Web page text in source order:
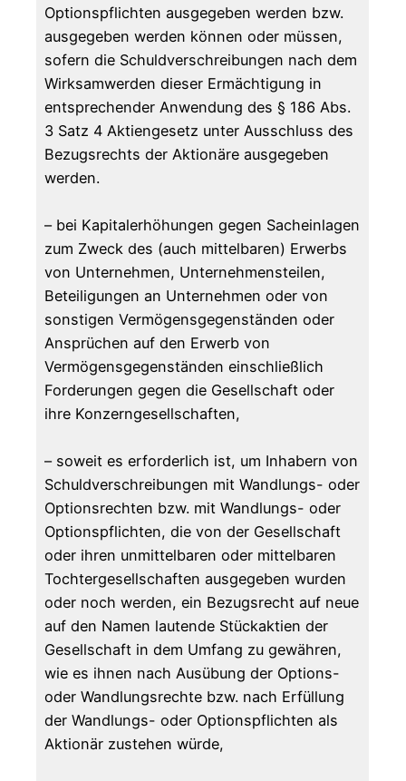
Optionspflichten ausgegeben werden bzw.
ausgegeben werden können oder müssen,
sofern die Schuldverschreibungen nach dem
Wirksamwerden dieser Ermächtigung in
entsprechender Anwendung des § 186 Abs.
3 Satz 4 Aktiengesetz unter Ausschluss des
Bezugsrechts der Aktionäre ausgegeben
werden.
– bei Kapitalerhöhungen gegen Sacheinlagen
zum Zweck des (auch mittelbaren) Erwerbs
von Unternehmen, Unternehmensteilen,
Beteiligungen an Unternehmen oder von
sonstigen Vermögensgegenständen oder
Ansprüchen auf den Erwerb von
Vermögensgegenständen einschließlich
Forderungen gegen die Gesellschaft oder
ihre Konzerngesellschaften,
– soweit es erforderlich ist, um Inhabern von
Schuldverschreibungen mit Wandlungs- oder
Optionsrechten bzw. mit Wandlungs- oder
Optionspflichten, die von der Gesellschaft
oder ihren unmittelbaren oder mittelbaren
Tochtergesellschaften ausgegeben wurden
oder noch werden, ein Bezugsrecht auf neue
auf den Namen lautende Stückaktien der
Gesellschaft in dem Umfang zu gewähren,
wie es ihnen nach Ausübung der Options-
oder Wandlungsrechte bzw. nach Erfüllung
der Wandlungs- oder Optionspflichten als
Aktionär zustehen würde,